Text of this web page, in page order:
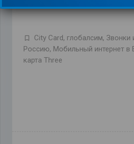
City Card, глобалсим, Звонки
Россию, Мобильный интернет в
карта Three